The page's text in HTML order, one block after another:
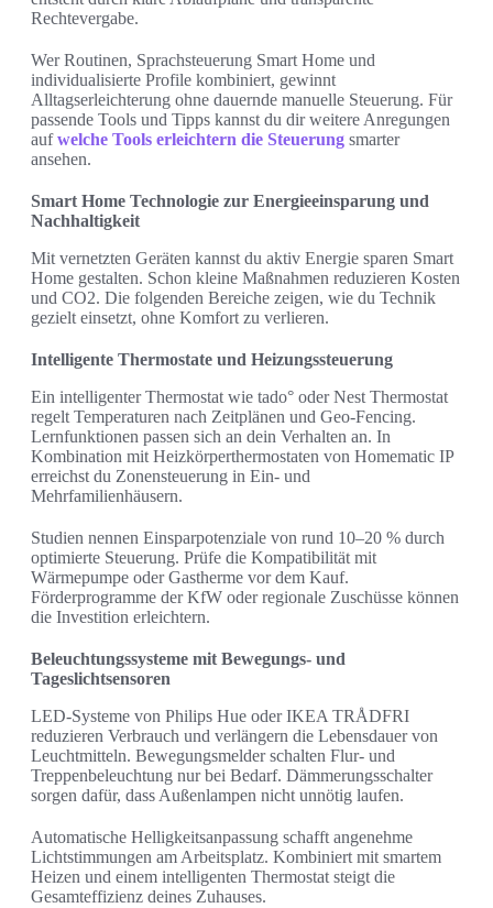
Rechtevergabe.
Wer Routinen, Sprachsteuerung Smart Home und
individualisierte Profile kombiniert, gewinnt
Alltagserleichterung ohne dauernde manuelle Steuerung. Für
passende Tools und Tipps kannst du dir weitere Anregungen
aufwelche Tools erleichtern die Steuerung smarter
ansehen.
Smart Home Technologie zur Energieeinsparung und
Nachhaltigkeit
Mit vernetzten Geräten kannst du aktiv Energie sparen Smart
Home gestalten. Schon kleine Maßnahmen reduzieren Kosten
und CO2. Die folgenden Bereiche zeigen, wie du Technik
gezielt einsetzt, ohne Komfort zu verlieren.
Intelligente Thermostate und Heizungssteuerung
Ein intelligenter Thermostat wie tado° oder Nest Thermostat
regelt Temperaturen nach Zeitplänen und Geo-Fencing.
Lernfunktionen passen sich an dein Verhalten an. In
Kombination mit Heizkörperthermostaten von Homematic IP
erreichst du Zonensteuerung in Ein- und
Mehrfamilienhäusern.
Studien nennen Einsparpotenziale von rund 10–20 % durch
optimierte Steuerung. Prüfe die Kompatibilität mit
Wärmepumpe oder Gastherme vor dem Kauf.
Förderprogramme der KfW oder regionale Zuschüsse können
die Investition erleichtern.
Beleuchtungssysteme mit Bewegungs- und
Tageslichtsensoren
LED-Systeme von Philips Hue oder IKEA TRÅDFRI
reduzieren Verbrauch und verlängern die Lebensdauer von
Leuchtmitteln. Bewegungsmelder schalten Flur- und
Treppenbeleuchtung nur bei Bedarf. Dämmerungsschalter
sorgen dafür, dass Außenlampen nicht unnötig laufen.
Automatische Helligkeitsanpassung schafft angenehme
Lichtstimmungen am Arbeitsplatz. Kombiniert mit smartem
Heizen und einem intelligenten Thermostat steigt die
Gesamteffizienz deines Zuhauses.